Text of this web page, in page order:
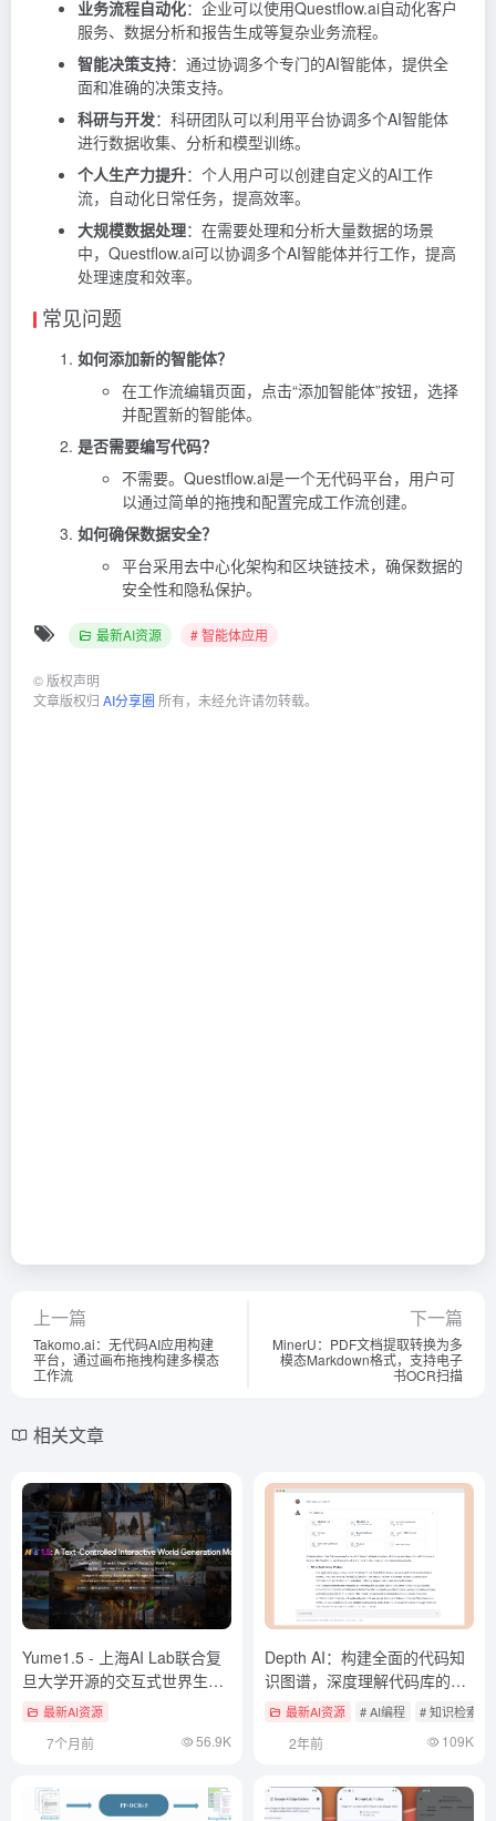
业务流程自动化：企业可以使用Questflow.ai自动化客户
服务、数据分析和报告生成等复杂业务流程。
智能决策支持：通过协调多个专门的AI智能体，提供全
面和准确的决策支持。
科研与开发：科研团队可以利用平台协调多个AI智能体
进行数据收集、分析和模型训练。
个人生产力提升：个人用户可以创建自定义的AI工作
流，自动化日常任务，提高效率。
大规模数据处理：在需要处理和分析大量数据的场景
中，Questflow.ai可以协调多个AI智能体并行工作，提高
处理速度和效率。
常见问题
如何添加新的智能体？
在工作流编辑页面，点击“添加智能体”按钮，选择
并配置新的智能体。
是否需要编写代码？
不需要。Questflow.ai是一个无代码平台，用户可
以通过简单的拖拽和配置完成工作流创建。
如何确保数据安全？
平台采用去中心化架构和区块链技术，确保数据的
安全性和隐私保护。
最新AI资源 # 智能体应用
© 版权声明
文章版权归 AI分享圈 所有，未经允许请勿转载。
上一篇
Takomo.ai：无代码AI应用构建
平台，通过画布拖拽构建多模态
工作流
下一篇
MinerU：PDF文档提取转换为多
模态Markdown格式，支持电子
书OCR扫描
相关文章
Yume1.5 - 上海AI Lab联合复
旦大学开源的交互式世界生成
模型最新AI资源
7个月前 56.9K
Depth AI：构建全面的代码知
识图谱，深度理解代码库的AI
助手最新AI资源 # AI编程 # 知识检索与
2年前 109K